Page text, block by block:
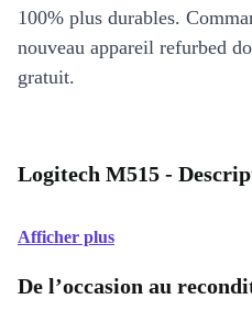
100% plus durables.
nouveau appareil refurbed
gratuit.
Logitech M515 -
Afficher plus
De l’occasion au